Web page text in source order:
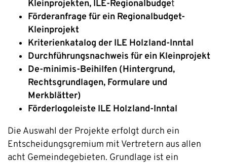
Kleinprojekten, ILE-Regionalbudget
Förderanfrage für ein Regionalbudget-
Kleinprojekt
Kriterienkatalog der ILE Holzland-Inntal
Durchführungsnachweis für ein Kleinprojekt
De-minimis-Beihilfen (Hintergrund,
Rechtsgrundlagen, Formulare und
Merkblätter)
Förderlogoleiste ILE Holzland-Inntal
Die Auswahl der Projekte erfolgt durch ein
Entscheidungsgremium mit Vertretern aus allen
acht Gemeindegebieten. Grundlage ist ein